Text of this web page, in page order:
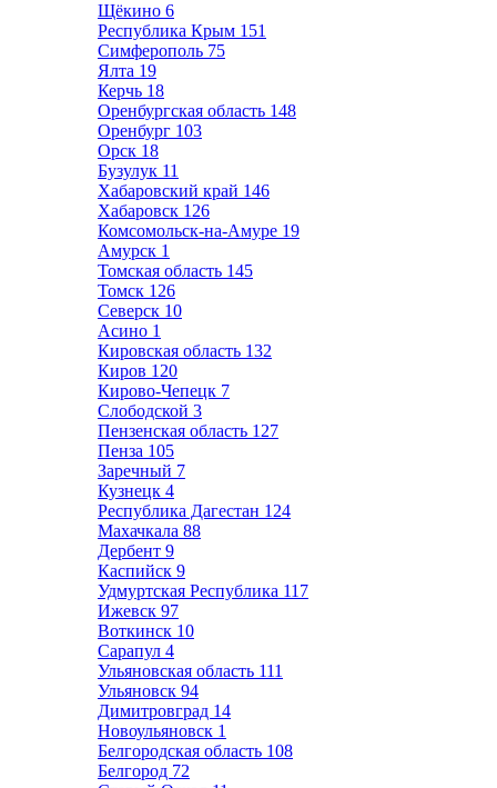
Щёкино 6
Республика Крым 151
Симферополь 75
Ялта 19
Керчь 18
Оренбургская область 148
Оренбург 103
Орск 18
Бузулук 11
Хабаровский край 146
Хабаровск 126
Комсомольск-на-Амуре 19
Амурск 1
Томская область 145
Томск 126
Северск 10
Асино 1
Кировская область 132
Киров 120
Кирово-Чепецк 7
Слободской 3
Пензенская область 127
Пенза 105
Заречный 7
Кузнецк 4
Республика Дагестан 124
Махачкала 88
Дербент 9
Каспийск 9
Удмуртская Республика 117
Ижевск 97
Воткинск 10
Сарапул 4
Ульяновская область 111
Ульяновск 94
Димитровград 14
Новоульяновск 1
Белгородская область 108
Белгород 72